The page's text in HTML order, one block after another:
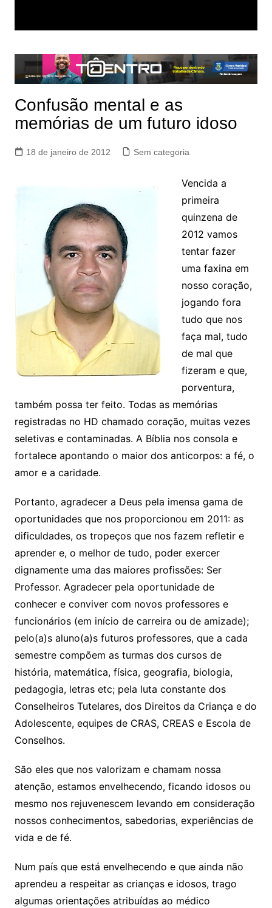
Confusão mental e as
memórias de um futuro idoso
18 de janeiro de 2012 Sem categoria
Vencida a
primeira
quinzena de
2012 vamos
tentar fazer
uma faxina em
nosso coração,
jogando fora
tudo que nos
faça mal, tudo
de mal que
fizeram e que,
porventura,
também possa ter feito. Todas as memórias
registradas no HD chamado coração, muitas vezes
seletivas e contaminadas. A Bíblia nos consola e
fortalece apontando o maior dos anticorpos: a fé, o
amor e a caridade.
Portanto, agradecer a Deus pela imensa gama de
oportunidades que nos proporcionou em 2011: as
dificuldades, os tropeços que nos fazem refletir e
aprender e, o melhor de tudo, poder exercer
dignamente uma das maiores profissões: Ser
Professor. Agradecer pela oportunidade de
conhecer e conviver com novos professores e
funcionários (em início de carreira ou de amizade);
pelo(a)s aluno(a)s futuros professores, que a cada
semestre compõem as turmas dos cursos de
história, matemática, física, geografia, biologia,
pedagogia, letras etc; pela luta constante dos
Conselheiros Tutelares, dos Direitos da Criança e do
Adolescente, equipes de CRAS, CREAS e Escola de
Conselhos.
São eles que nos valorizam e chamam nossa
atenção, estamos envelhecendo, ficando idosos ou
mesmo nos rejuvenescem levando em consideração
nossos conhecimentos, sabedorias, experiências de
vida e de fé.
Num país que está envelhecendo e que ainda não
aprendeu a respeitar as crianças e idosos, trago
algumas orientações atribuídas ao médico